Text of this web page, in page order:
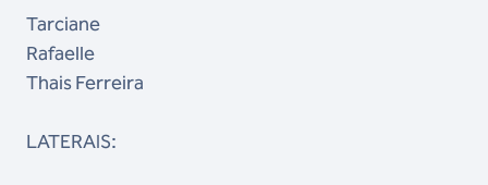
Tarciane
Rafaelle
Thais Ferreira
LATERAIS: